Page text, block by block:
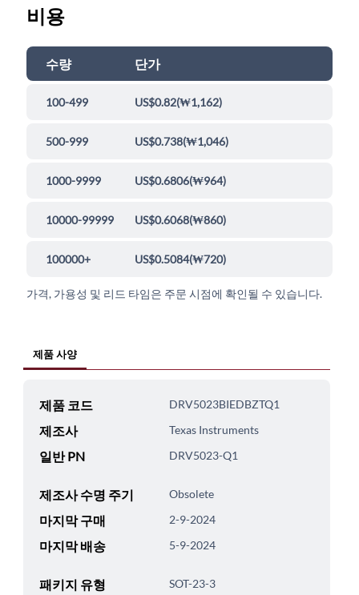
비용
수량 단가
100-499 US$0.82(₩1,162)
500-999 US$0.738(₩1,046)
1000-9999 US$0.6806(₩964)
10000-99999 US$0.6068(₩860)
100000+ US$0.5084(₩720)
가격, 가용성 및 리드 타임은 주문 시점에 확인될 수 있습니다.
제품 사양
제품 코드 DRV5023BIEDBZTQ1
제조사 Texas Instruments
일반 PN DRV5023-Q1
제조사 수명 주기 Obsolete
마지막 구매 2-9-2024
마지막 배송 5-9-2024
패키지 유형 SOT-23-3